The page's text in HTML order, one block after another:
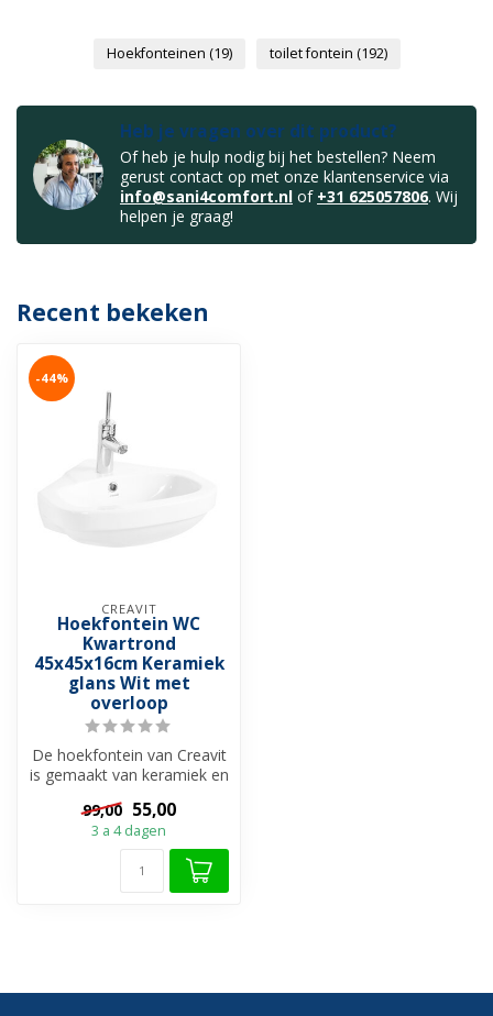
Hoekfonteinen (19) toilet fontein (192)
Heb je vragen over dit product?
Of heb je hulp nodig bij het bestellen? Neem
gerust contact op met onze klantenservice via
info@sani4comfort.nl of +31 625057806. Wij
helpen je graag!
Recent bekeken
-44%
CREAVIT
Hoekfontein WC
Kwartrond
45x45x16cm Keramiek
glans Wit met
overloop
De hoekfontein van Creavit
is gemaakt van keramiek en
99,00 55,00
3 a 4 dagen